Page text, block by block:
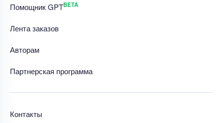
Помощник GPTBETA
Лента заказов
Авторам
Партнерская программа
Контакты